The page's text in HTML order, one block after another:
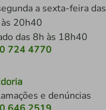
a sexta-feira das
20h40
das 8h às 18h40
724 4770
e denúncias